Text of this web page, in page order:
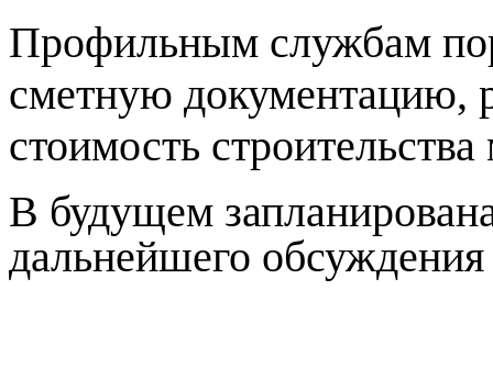
Профильным службам
сметную документацию,
стоимость
В будущем
дальнейшего